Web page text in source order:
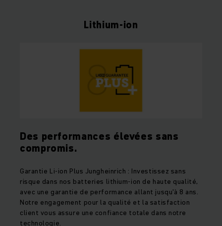
Lithium-ion
Des performances élevées sans
compromis.
Garantie Li-ion Plus Jungheinrich : Investissez sans
risque dans nos batteries lithium-ion de haute qualité,
avec une garantie de performance allant jusqu'à 8 ans.
Notre engagement pour la qualité et la satisfaction
client vous assure une confiance totale dans notre
technologie.